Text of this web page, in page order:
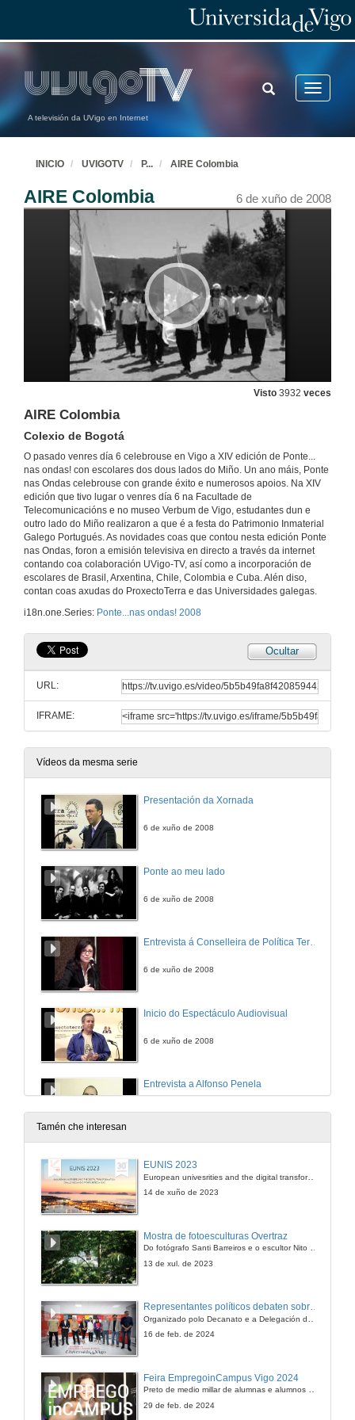
A televisión da UVigo en Internet
Toggle
TOGGLE
SEARCH
INICIO UVIGOTV P... AIRE Colombia
AIRE Colombia 6 de xuño de 2008
Visto 3932 veces
AIRE Colombia
Colexio de Bogotá
O pasado venres día 6 celebrouse en Vigo a XIV edición de Ponte...
nas ondas! con escolares dos dous lados do Miño. Un ano máis, Ponte
nas Ondas celebrouse con grande éxito e numerosos apoios. Na XIV
edición que tivo lugar o venres día 6 na Facultade de
Telecomunicacións e no museo Verbum de Vigo, estudantes dun e
outro lado do Miño realizaron a que é a festa do Patrimonio Inmaterial
Galego Portugués. As novidades coas que contou nesta edición Ponte
nas Ondas, foron a emisión televisiva en directo a través da internet
contando coa colaboración UVigo-TV, así como a incorporación de
escolares de Brasil, Arxentina, Chile, Colombia e Cuba. Alén diso,
contan coas axudas do ProxectoTerra e das Universidades galegas.
i18n.one.Series: Ponte...nas ondas! 2008
Ocultar
URL:
IFRAME:
Vídeos da mesma serie
Presentación da Xornada
6 de xuño de 2008
Ponte ao meu lado
6 de xuño de 2008
Entrevista á Conselleira de Política Territorial
6 de xuño de 2008
Inicio do Espectáculo Audiovisual
6 de xuño de 2008
Entrevista a Alfonso Penela
6 de xuño de 2008
6 de xuño de 2008
6 de xuño de 2008
6 de xuño de 2008
6 de xuño de 2008
Tamén che interesan
EUNIS 2023
European univesrities and the digital transformation: challenges and opportunities ahead
14 de xuño de 2023
Mostra de fotoesculturas Overtraz
Do fotógrafo Santi Barreiros e o escultor Nito Contreras.
13 de xul. de 2023
Representantes políticos debaten sobre educación e xuventude no campus de Pontevedra
16 de feb. de 2024
Feira EmpregoinCampus Vigo 2024
Preto de medio millar de alumnas e alumnos buscan coñecer máis de preto as oportunidades que lles achegan as arredor de medio cento de empresas que participan na edición viguesa da feira. Xunto coa visita aos stands, durante a feria desenvólvense varias actividades complementarias, como obradoiros, conversas, mesas redondas ou o pasaporte de empregabilidade, un espazo no que poderán recibir asesoramento sobre o seu CV.
29 de feb. de 2024